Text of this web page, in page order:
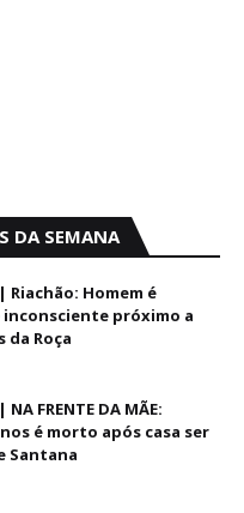
DA SEMANA
Riachão: Homem é
próximo a
da Roça
FRENTE DA MÃE:
é morto após casa ser
Santana